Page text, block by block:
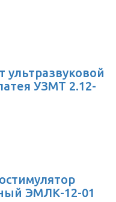
ультразвуковой
УЗМТ 2.12-
ЭМЛК-12-01